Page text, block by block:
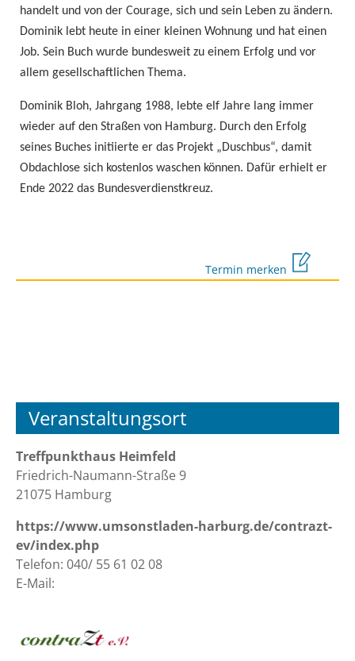
handelt und von der Courage, sich und sein Leben zu ändern.
Dominik lebt heute in einer kleinen Wohnung und hat einen
Job. Sein Buch wurde bundesweit zu einem Erfolg und vor
allem gesellschaftlichen Thema.
Dominik Bloh, Jahrgang 1988, lebte elf Jahre lang immer
wieder auf den Straßen von Hamburg. Durch den Erfolg
seines Buches initiierte er das Projekt „Duschbus“, damit
Obdachlose sich kostenlos waschen können. Dafür erhielt er
Ende 2022 das Bundesverdienstkreuz.
Termin merken
Veranstaltungsort
Treffpunkthaus Heimfeld
Friedrich-Naumann-Straße 9
21075 Hamburg
https://www.umsonstladen-harburg.de/contrazt-
ev/index.php
Telefon: 040/ 55 61 02 08
E-Mail: